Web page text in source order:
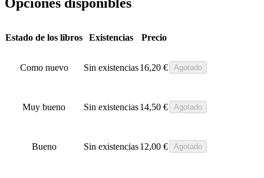
Estado de los libros Existencias Precio
Como nuevo Sin existencias16,20 € Agotado
Muy bueno Sin existencias14,50 € Agotado
Bueno Sin existencias12,00 € Agotado